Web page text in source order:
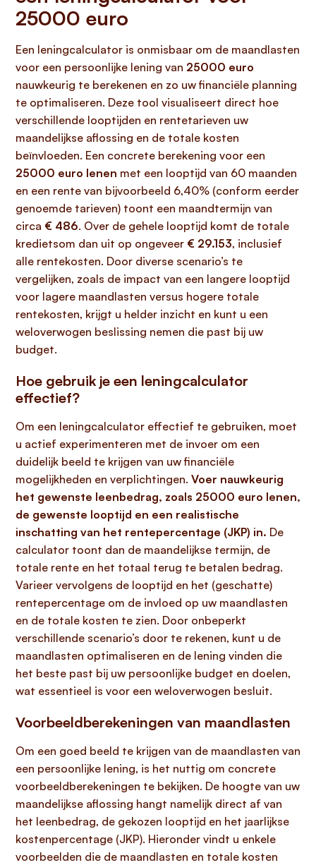
25000 euro
Een leningcalculator is onmisbaar om de maandlasten
voor een persoonlijke lening van 25000 euro
nauwkeurig te berekenen en zo uw financiële planning
te optimaliseren. Deze tool visualiseert direct hoe
verschillende looptijden en rentetarieven uw
maandelijkse aflossing en de totale kosten
beïnvloeden. Een concrete berekening voor een
25000 euro lenen met een looptijd van 60 maanden
en een rente van bijvoorbeeld 6,40% (conform eerder
genoemde tarieven) toont een maandtermijn van
circa € 486. Over de gehele looptijd komt de totale
kredietsom dan uit op ongeveer € 29.153, inclusief
alle rentekosten. Door diverse scenario’s te
vergelijken, zoals de impact van een langere looptijd
voor lagere maandlasten versus hogere totale
rentekosten, krijgt u helder inzicht en kunt u een
weloverwogen beslissing nemen die past bij uw
budget.
Hoe gebruik je een leningcalculator
effectief?
Om een leningcalculator effectief te gebruiken, moet
u actief experimenteren met de invoer om een
duidelijk beeld te krijgen van uw financiële
mogelijkheden en verplichtingen. Voer nauwkeurig
het gewenste leenbedrag, zoals 25000 euro lenen,
de gewenste looptijd en een realistische
inschatting van het rentepercentage (JKP) in. De
calculator toont dan de maandelijkse termijn, de
totale rente en het totaal terug te betalen bedrag.
Varieer vervolgens de looptijd en het (geschatte)
rentepercentage om de invloed op uw maandlasten
en de totale kosten te zien. Door onbeperkt
verschillende scenario’s door te rekenen, kunt u de
maandlasten optimaliseren en de lening vinden die
het beste past bij uw persoonlijke budget en doelen,
wat essentieel is voor een weloverwogen besluit.
Voorbeeldberekeningen van maandlasten
Om een goed beeld te krijgen van de maandlasten van
een persoonlijke lening, is het nuttig om concrete
voorbeeldberekeningen te bekijken. De hoogte van uw
maandelijkse aflossing hangt namelijk direct af van
het leenbedrag, de gekozen looptijd en het jaarlijkse
kostenpercentage (JKP). Hieronder vindt u enkele
voorbeelden die de maandlasten en totale kosten